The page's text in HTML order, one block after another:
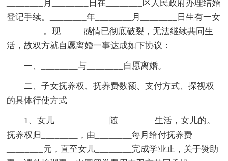
________月________日在________区人民政府办理结婚
登记手续。________年________月________日生有一女
________。现_____感情已彻底破裂，无法继续共同生
活，故双方就自愿离婚一事达成如下协议：
一、________与________自愿离婚。
二、子女抚养权、抚养费数额、支付方式、探视权
的具体行使方式
1、女儿____________随________生活，女儿的。
抚养权归________，由________每月给付抚养费
________元，直至女儿________完成学业止，关于赞助